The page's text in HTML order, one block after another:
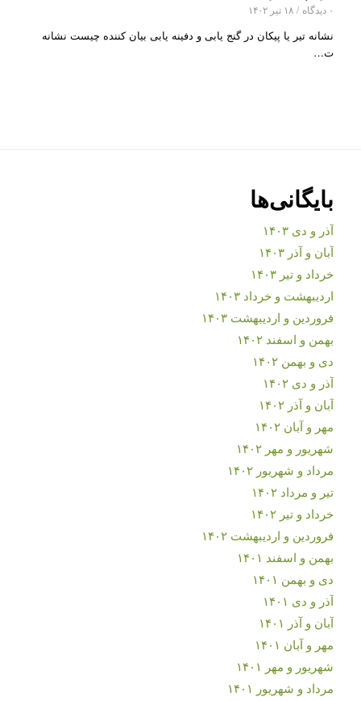
۰ دیدگاه / ۱۸ تیر ۱۴۰۲
نشانه تیر یا پیکان در گنج یابی و دفینه یابی بیان کننده چیست نشانه
ت…
بایگانی‌ها
آذر و دی ۱۴۰۳
آبان و آذر ۱۴۰۳
خرداد و تیر ۱۴۰۳
اردیبهشت و خرداد ۱۴۰۳
فروردین و اردیبهشت ۱۴۰۳
بهمن و اسفند ۱۴۰۲
دی و بهمن ۱۴۰۲
آذر و دی ۱۴۰۲
آبان و آذر ۱۴۰۲
مهر و آبان ۱۴۰۲
شهریور و مهر ۱۴۰۲
مرداد و شهریور ۱۴۰۲
تیر و مرداد ۱۴۰۲
خرداد و تیر ۱۴۰۲
فروردین و اردیبهشت ۱۴۰۲
بهمن و اسفند ۱۴۰۱
دی و بهمن ۱۴۰۱
آذر و دی ۱۴۰۱
آبان و آذر ۱۴۰۱
مهر و آبان ۱۴۰۱
شهریور و مهر ۱۴۰۱
مرداد و شهریور ۱۴۰۱